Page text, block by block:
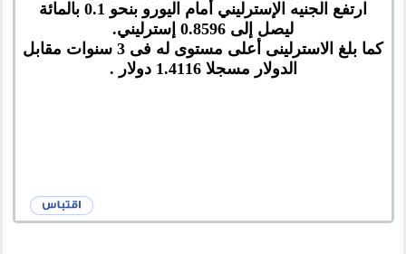
ارتفع الجنيه الإسترليني أمام اليورو بنحو 0.1 بالمائة
ليصل إلى 0.8596 إسترليني.
كما بلغ الاسترلينى أعلى مستوى له فى 3 سنوات مقابل
الدولار مسجلا 1.4116 دولار .